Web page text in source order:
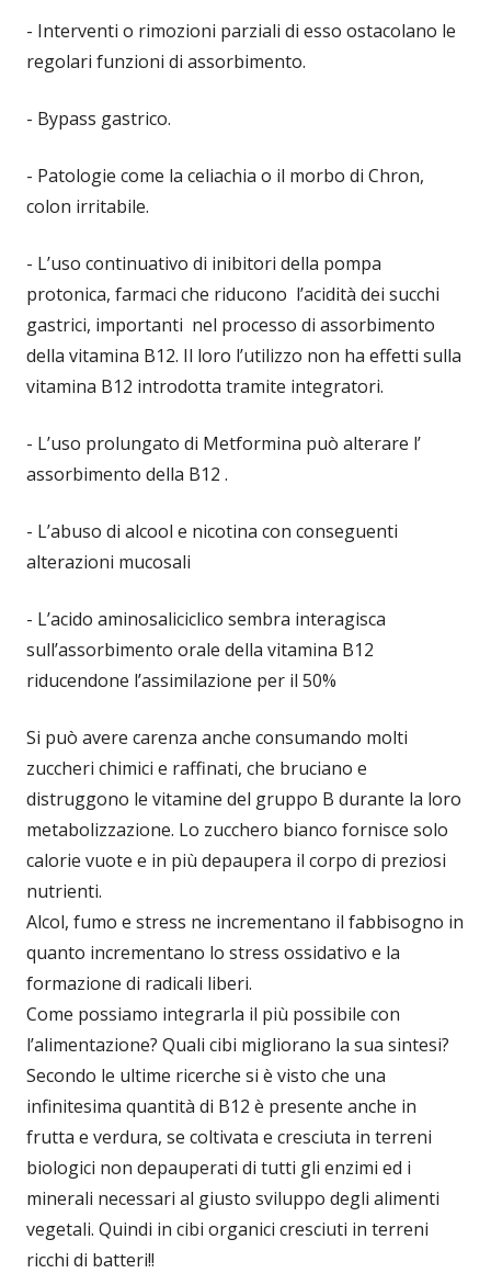
- Interventi o rimozioni parziali di esso ostacolano le
regolari funzioni di assorbimento.
- Bypass gastrico.
- Patologie come la celiachia o il morbo di Chron,
colon irritabile.
- L’uso continuativo di inibitori della pompa
protonica, farmaci che riducono l’acidità dei succhi
gastrici, importanti nel processo di assorbimento
della vitamina B12. Il loro l’utilizzo non ha effetti sulla
vitamina B12 introdotta tramite integratori.
- L’uso prolungato di Metformina può alterare l’
assorbimento della B12 .
- L’abuso di alcool e nicotina con conseguenti
alterazioni mucosali
- L’acido aminosaliciclico sembra interagisca
sull’assorbimento orale della vitamina B12
riducendone l’assimilazione per il 50%
Si può avere carenza anche consumando molti
zuccheri chimici e raffinati, che bruciano e
distruggono le vitamine del gruppo B durante la loro
metabolizzazione. Lo zucchero bianco fornisce solo
calorie vuote e in più depaupera il corpo di preziosi
nutrienti.
Alcol, fumo e stress ne incrementano il fabbisogno in
quanto incrementano lo stress ossidativo e la
formazione di radicali liberi.
Come possiamo integrarla il più possibile con
l’alimentazione? Quali cibi migliorano la sua sintesi?
Secondo le ultime ricerche si è visto che una
infinitesima quantità di B12 è presente anche in
frutta e verdura, se coltivata e cresciuta in terreni
biologici non depauperati di tutti gli enzimi ed i
minerali necessari al giusto sviluppo degli alimenti
vegetali. Quindi in cibi organici cresciuti in terreni
ricchi di batteri!!